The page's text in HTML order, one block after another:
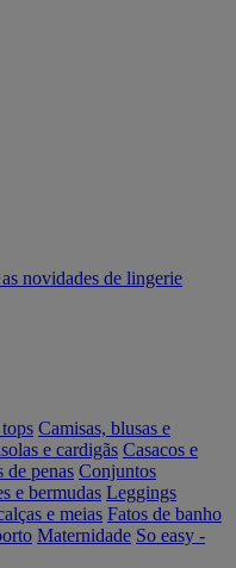
novidades de lingerie
Camisas, blusas e
e cardigãs Casacos e
de penas Conjuntos
e bermudas Leggings
e meias Fatos de banho
Maternidade So easy -